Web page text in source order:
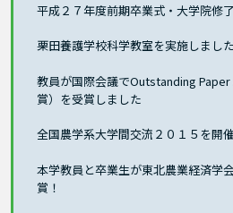
平成２７年度前期卒業式・大学院修
栗田養護学校科学教室を実施しました
教員が国際会議でOutstanding
賞）を受賞しました
全国農学系大学間交流２０１５を開
本学教員と卒業生が東北農業経済学
賞！